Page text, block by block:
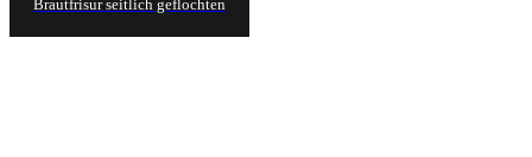
Brautfrisur seitlich geflochten